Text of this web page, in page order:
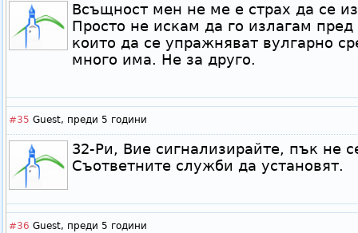
Всъщност мен не ме е страх да се
Просто не искам да го излагам
които да се упражняват вулгарно
много има. Не за друго.
#35 Guest, преди 5 години
32-Ри, Вие сигнализирайте, пък не
Съответните служби да установят.
#36 Guest, преди 5 години